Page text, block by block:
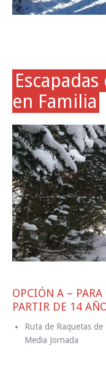
en Familia
OPCIÓN A –
PARTIR DE 14
Ruta de Raquetas
Media Jornada